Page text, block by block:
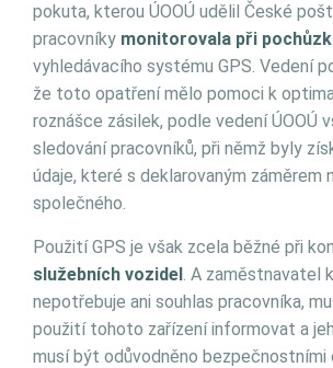
pokuta, kterou ÚOOÚ udělil České
pracovníky monitorovala při
vyhledávacího systému GPS. Vedení
že toto opatření mělo pomoci k
roznášce zásilek, podle vedení ÚOOÚ
sledování pracovníků, při němž byly
údaje, které s deklarovaným záměrem
společného.
Použití GPS je však zcela běžné při
služebních vozidel. A zaměstnavatel
nepotřebuje ani souhlas pracovníka,
použití tohoto zařízení informovat a
musí být odůvodněno bezpečnostními